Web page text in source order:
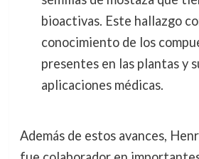
bioactivas. Este hallazgo
conocimiento de los
presentes en las plantas y
aplicaciones médicas.
Además de estos avances,